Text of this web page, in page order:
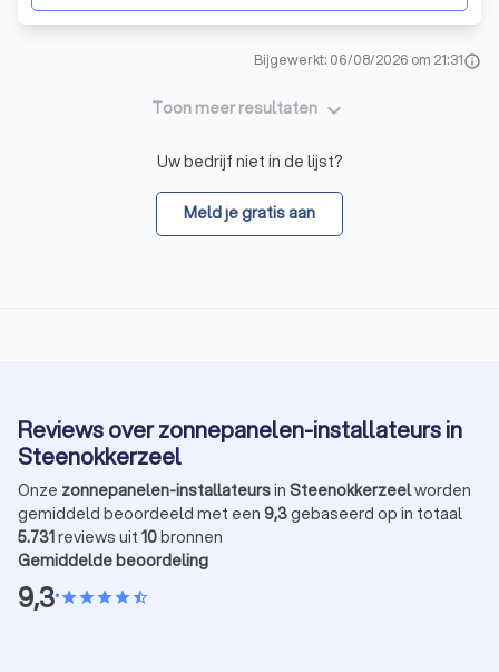
Bijgewerkt: 06/08/2026 om 21:31info
Toon meer resultaten keyboard_arrow_down
Uw bedrijf niet in de lijst?
Meld je gratis aan
Reviews over zonnepanelen-installateurs in
Steenokkerzeel
Onze zonnepanelen-installateursin Steenokkerzeelworden
gemiddeld beoordeeld met een 9,3gebaseerd op in totaal
5.731reviews uit 10bronnen
Gemiddelde beoordeling
9,3•starstarstarstarstar_half